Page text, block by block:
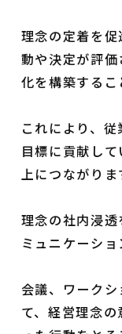
理念の定着を
動や決定が評
化を構築するこ
これにより、
目標に貢献し
上につながりま
理念の社内浸
ミュニケーショ
会議、ワーク
て、経営理念